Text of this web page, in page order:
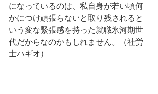
になっているのは、私自身が若い頃何
かにつけ頑張らないと取り残されると
いう変な緊張感を持った就職氷河期世
代だからなのかもしれません。（社労
士ハギオ）